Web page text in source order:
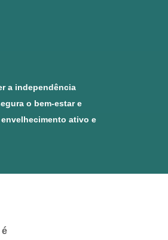
a independência
o bem-estar e
ativo e